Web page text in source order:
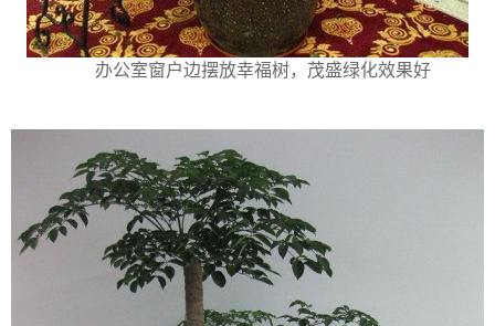
办公室窗户边摆放幸福树，茂盛绿化效果好